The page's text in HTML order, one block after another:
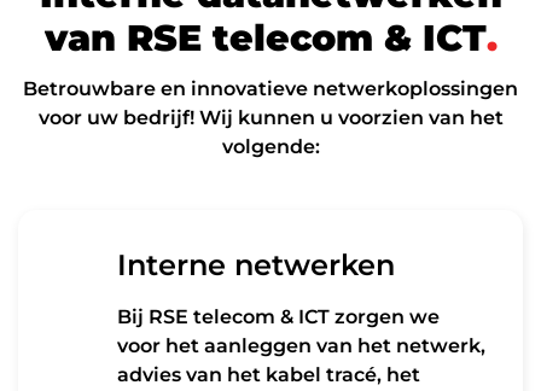
van RSE telecom & ICT.
Betrouwbare en innovatieve netwerkoplossingen
voor uw bedrijf! Wij kunnen u voorzien van het
volgende:
Interne netwerken
Bij RSE telecom & ICT zorgen we
voor het aanleggen van het netwerk,
advies van het kabel tracé, het